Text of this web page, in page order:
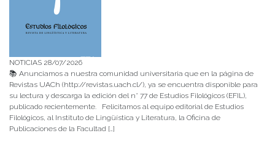
NOTICIAS 28/07/2026
📚 Anunciamos a nuestra comunidad universitaria que en la página de
Revistas UACh (http://revistas.uach.cl/), ya se encuentra disponible para
su lectura y descarga la edición del n° 77 de Estudios Filológicos (EFIL),
publicado recientemente. Felicitamos al equipo editorial de Estudios
Filológicos, al Instituto de Lingüística y Literatura, la Oficina de
Publicaciones de la Facultad […]